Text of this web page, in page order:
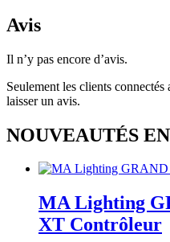
Avis
Il n’y pas encore d’avis.
Seulement les clients
laisser un avis.
NOUVEAUTÉS
MA Lighting
XT Contrôleur